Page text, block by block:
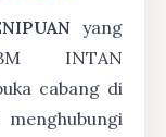
yang
INTAN
cabang di